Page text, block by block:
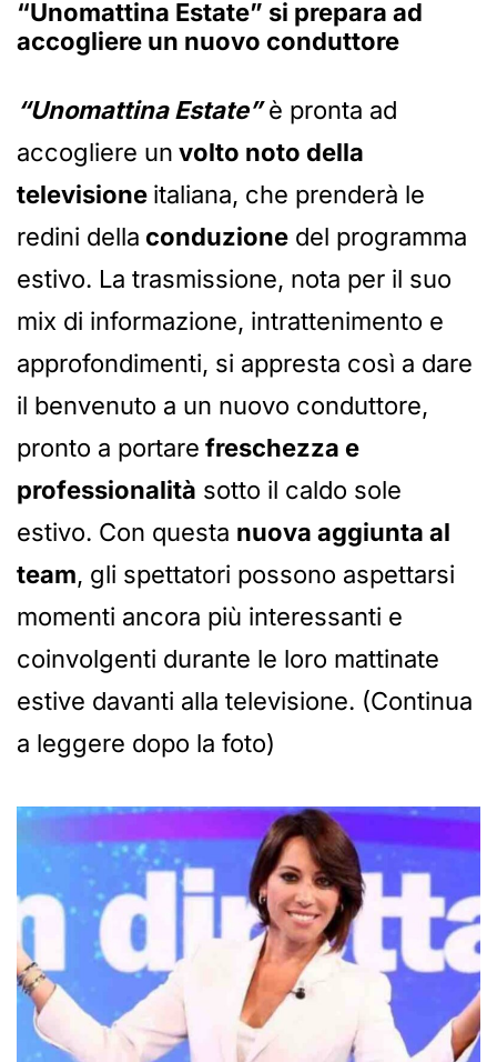
“Unomattina Estate” si prepara ad
accogliere un nuovo conduttore
“Unomattina Estate”è pronta ad
accogliere un volto noto della
televisione italiana, che prenderà le
redini della conduzione del programma
estivo. La trasmissione, nota per il suo
mix di informazione, intrattenimento e
approfondimenti, si appresta così a dare
il benvenuto a un nuovo conduttore,
pronto a portare freschezza e
professionalità sotto il caldo sole
estivo. Con questa nuova aggiunta al
team, gli spettatori possono aspettarsi
momenti ancora più interessanti e
coinvolgenti durante le loro mattinate
estive davanti alla televisione. (Continua
a leggere dopo la foto)